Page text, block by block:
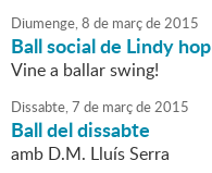
Diumenge,8 de marçde2015
Ball social de Lindy hop
Vine a ballar swing!
Dissabte,7 de marçde2015
Ball del dissabte
amb D.M. Lluís Serra